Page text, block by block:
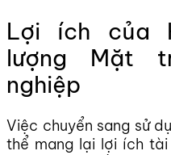
Lợi ích của
lượng Mặt
nghiệp
Việc chuyển sang sử
thể mang lại lợi ích